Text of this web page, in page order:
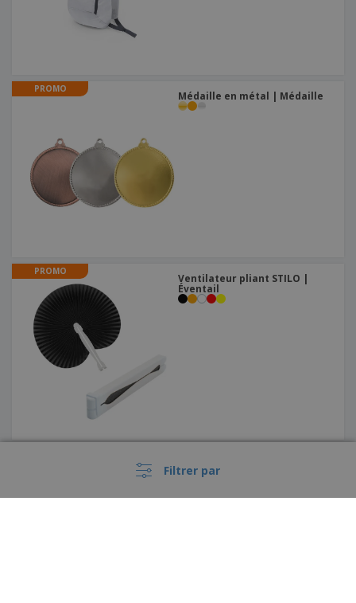
Filtrer par
PROMO
Médaille en métal | Médaille
PROMO
Ventilateur pliant STILO |
Éventail
Acclamations accessoires de
main